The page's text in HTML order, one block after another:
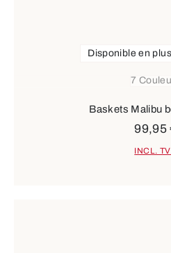
7
Disponible en
Baskets Malibu
99,95
INCL.